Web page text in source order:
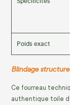
Poids exact
Blindage
Ce fourreau
authentique toile